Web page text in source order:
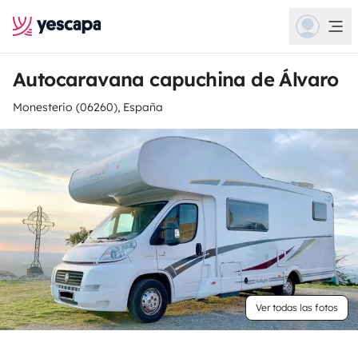
Autocaravana capuchina de Álvaro
Monesterio (06260), España
Ver todas las fotos